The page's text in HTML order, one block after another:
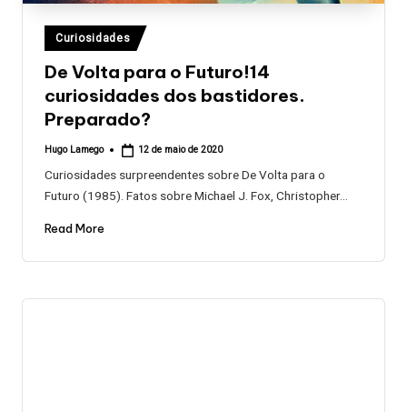
Posted
in
Curiosidades
De Volta para o Futuro!14
curiosidades dos bastidores.
Preparado?
Posted
Hugo Lamego 12 de maio de 2020
Curiosidades surpreendentes sobre De Volta para o
Futuro (1985). Fatos sobre Michael J. Fox, Christopher…
Read More